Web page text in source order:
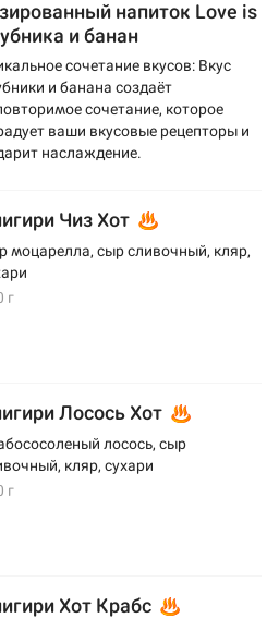
напиток Love is
и банан
сочетание вкусов: Вкус
и банана создаёт
сочетание, которое
ваши вкусовые рецепторы и
наслаждение.
Чиз Хот
моцарелла, сыр сливочный, кляр,
г
Лосось Хот
лосось, сыр
кляр, сухари
г
Хот Крабс